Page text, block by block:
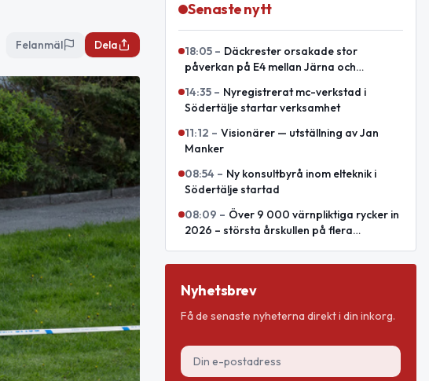
Felanmäl Dela
Senaste nytt
18:05 – Däckrester orsakade stor
påverkan på E4 mellan Järna och
14:35 – Nyregistrerat mc-verkstad i
Södertälje startar verksamhet
11:12 – Visionärer — utställning av Jan
Manker
08:54 – Ny konsultbyrå inom elteknik i
Södertälje startad
08:09 – Över 9 000 värnpliktiga rycker in
2026 – största årskullen på flera
Nyhetsbrev
Få de senaste nyheterna direkt i din inkorg.